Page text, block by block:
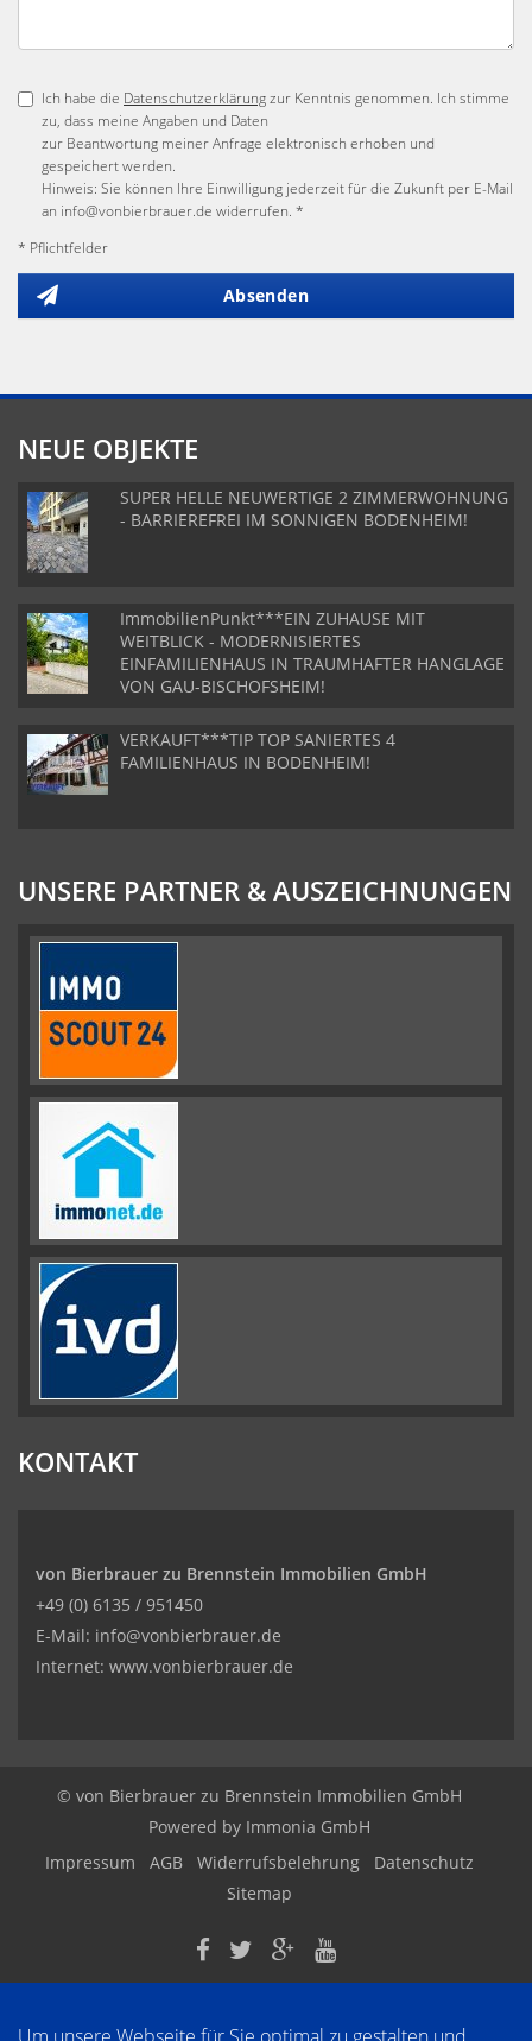
Ich habe die Datenschutzerklärungzur Kenntnis genommen. Ich stimme
zu, dass meine Angaben und Daten
zur Beantwortung meiner Anfrage elektronisch erhoben und
gespeichert werden.
Hinweis: Sie können Ihre Einwilligung jederzeit für die Zukunft per E-Mail
an info@vonbierbrauer.de widerrufen. *
* Pflichtfelder
Absenden
NEUE OBJEKTE
SUPER HELLE NEUWERTIGE 2 ZIMMERWOHNUNG
- BARRIEREFREI IM SONNIGEN BODENHEIM!
ImmobilienPunkt***EIN ZUHAUSE MIT
WEITBLICK - MODERNISIERTES
EINFAMILIENHAUS IN TRAUMHAFTER HANGLAGE
VON GAU-BISCHOFSHEIM!
VERKAUFT***TIP TOP SANIERTES 4
FAMILIENHAUS IN BODENHEIM!
UNSERE PARTNER & AUSZEICHNUNGEN
KONTAKT
von Bierbrauer zu Brennstein Immobilien GmbH
+49 (0) 6135 / 951450
E-Mail: info@vonbierbrauer.de
Internet: www.vonbierbrauer.de
© von Bierbrauer zu Brennstein Immobilien GmbH
Powered by Immonia GmbH
Impressum
AGB Widerrufsbelehrung
Datenschutz
Sitemap